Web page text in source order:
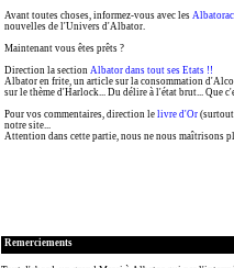
Avant toutes choses, informez-vous avec les
nouvelles de l'Univers d'Albator.
Maintenant vous êtes prêts ?
Direction la section Albator dans tout ses Etats !!
Albator en frite, un article sur la consommation
sur le thème d'Harlock... Du délire à l'état brut... Que
Pour vos commentaires, direction le livre d'Or (surtout
notre site...
Attention dans cette partie, nous ne nous maîtrisons
Remerciements